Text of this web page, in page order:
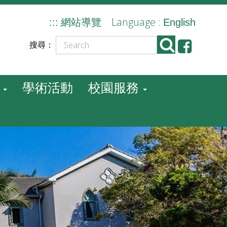
::: 網站導覽 Language : English
搜尋：
學術活動
校園服務